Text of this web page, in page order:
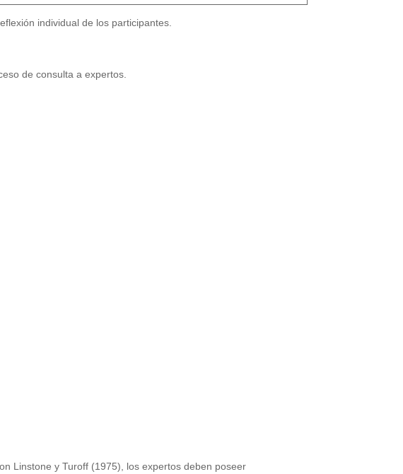
individual de los participantes.
de consulta a expertos.
Linstone y Turoff (1975), los expertos deben poseer